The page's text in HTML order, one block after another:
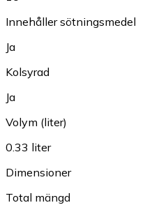
Innehåller sötningsmedel
Ja
Kolsyrad
Ja
Volym (liter)
0.33 liter
Dimensioner
Total mängd